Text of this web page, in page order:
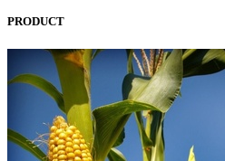
PRODUCT